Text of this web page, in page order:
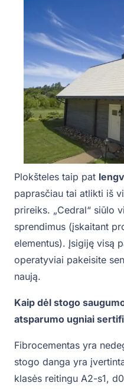
Plokšteles taip pat
paprasčiau tai atlikti iš
prireiks. „Cedral“ siūlo
sprendimus (įskaitant
elementus). Įsigiję visą
operatyviai pakeisite
naują.
Kaip dėl stogo
atsparumo ugniai
Fibrocementas yra
stogo danga yra
klasės reitingu A2-s1,